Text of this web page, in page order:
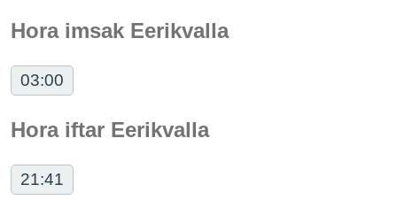
Hora imsak Eerikvalla
03:00
Hora iftar Eerikvalla
21:41